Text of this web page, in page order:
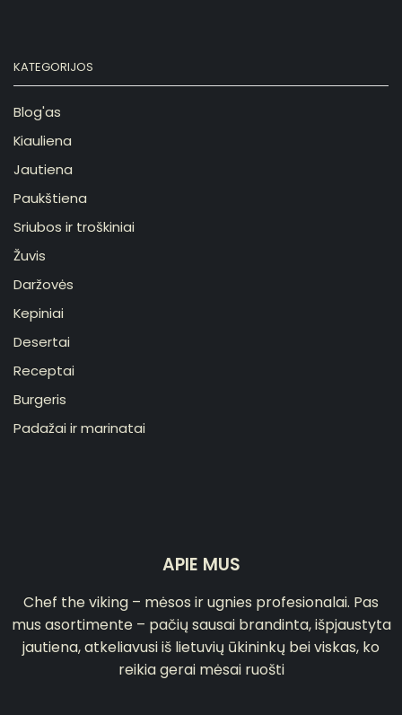
KATEGORIJOS
Blog'as
Kiauliena
Jautiena
Paukštiena
Sriubos ir troškiniai
Žuvis
Daržovės
Kepiniai
Desertai
Receptai
Burgeris
Padažai ir marinatai
APIE MUS
Chef the viking – mėsos ir ugnies profesionalai. Pas
mus asortimente – pačių sausai brandinta, išpjaustyta
jautiena, atkeliavusi iš lietuvių ūkininkų bei viskas, ko
reikia gerai mėsai ruošti